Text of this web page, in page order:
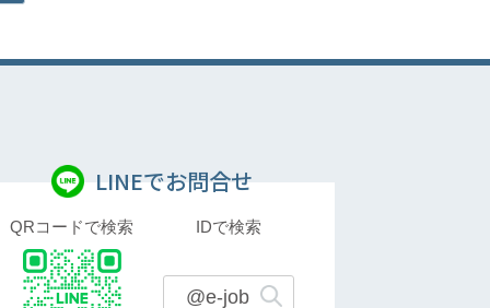
LINEでお問合せ
QRコードで検索 IDで検索
@e-job